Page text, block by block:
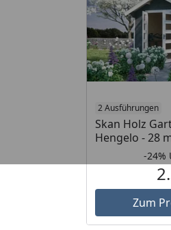
2 Ausführungen
Skan Holz
Hengelo - 28
-24%
Zum